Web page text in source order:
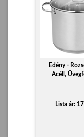
Edény -
Acéll,
Lista ár: